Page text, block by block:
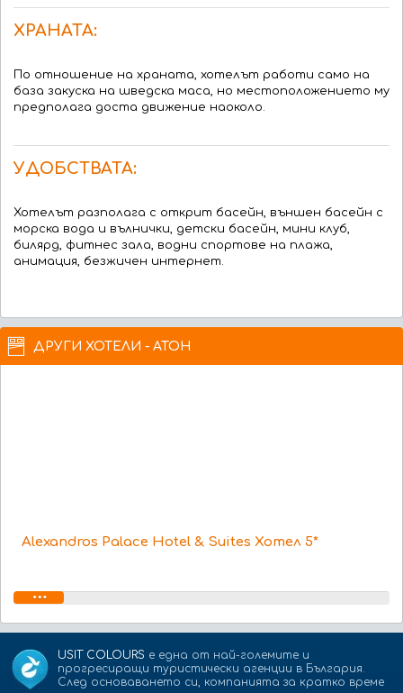
ХРАНАТА:
По отношение на храната, хотелът работи само на
база закуска на шведска маса, но местоположението му
предполага доста движение наоколо.
УДОБСТВАТА:
Хотелът разполага с открит басейн, външен басейн с
морска вода и вълнички, детски басейн, мини клуб,
билярд, фитнес зала, водни спортове на плажа,
анимация, безжичен интернет.
ДРУГИ ХОТЕЛИ - АТОН
Alexandros Palace Hotel & Suites Хотел 5*
USIT COLOURS е една от най-големите и
прогресиращи туристически агенции в България.
След основаването си, компанията за кратко време